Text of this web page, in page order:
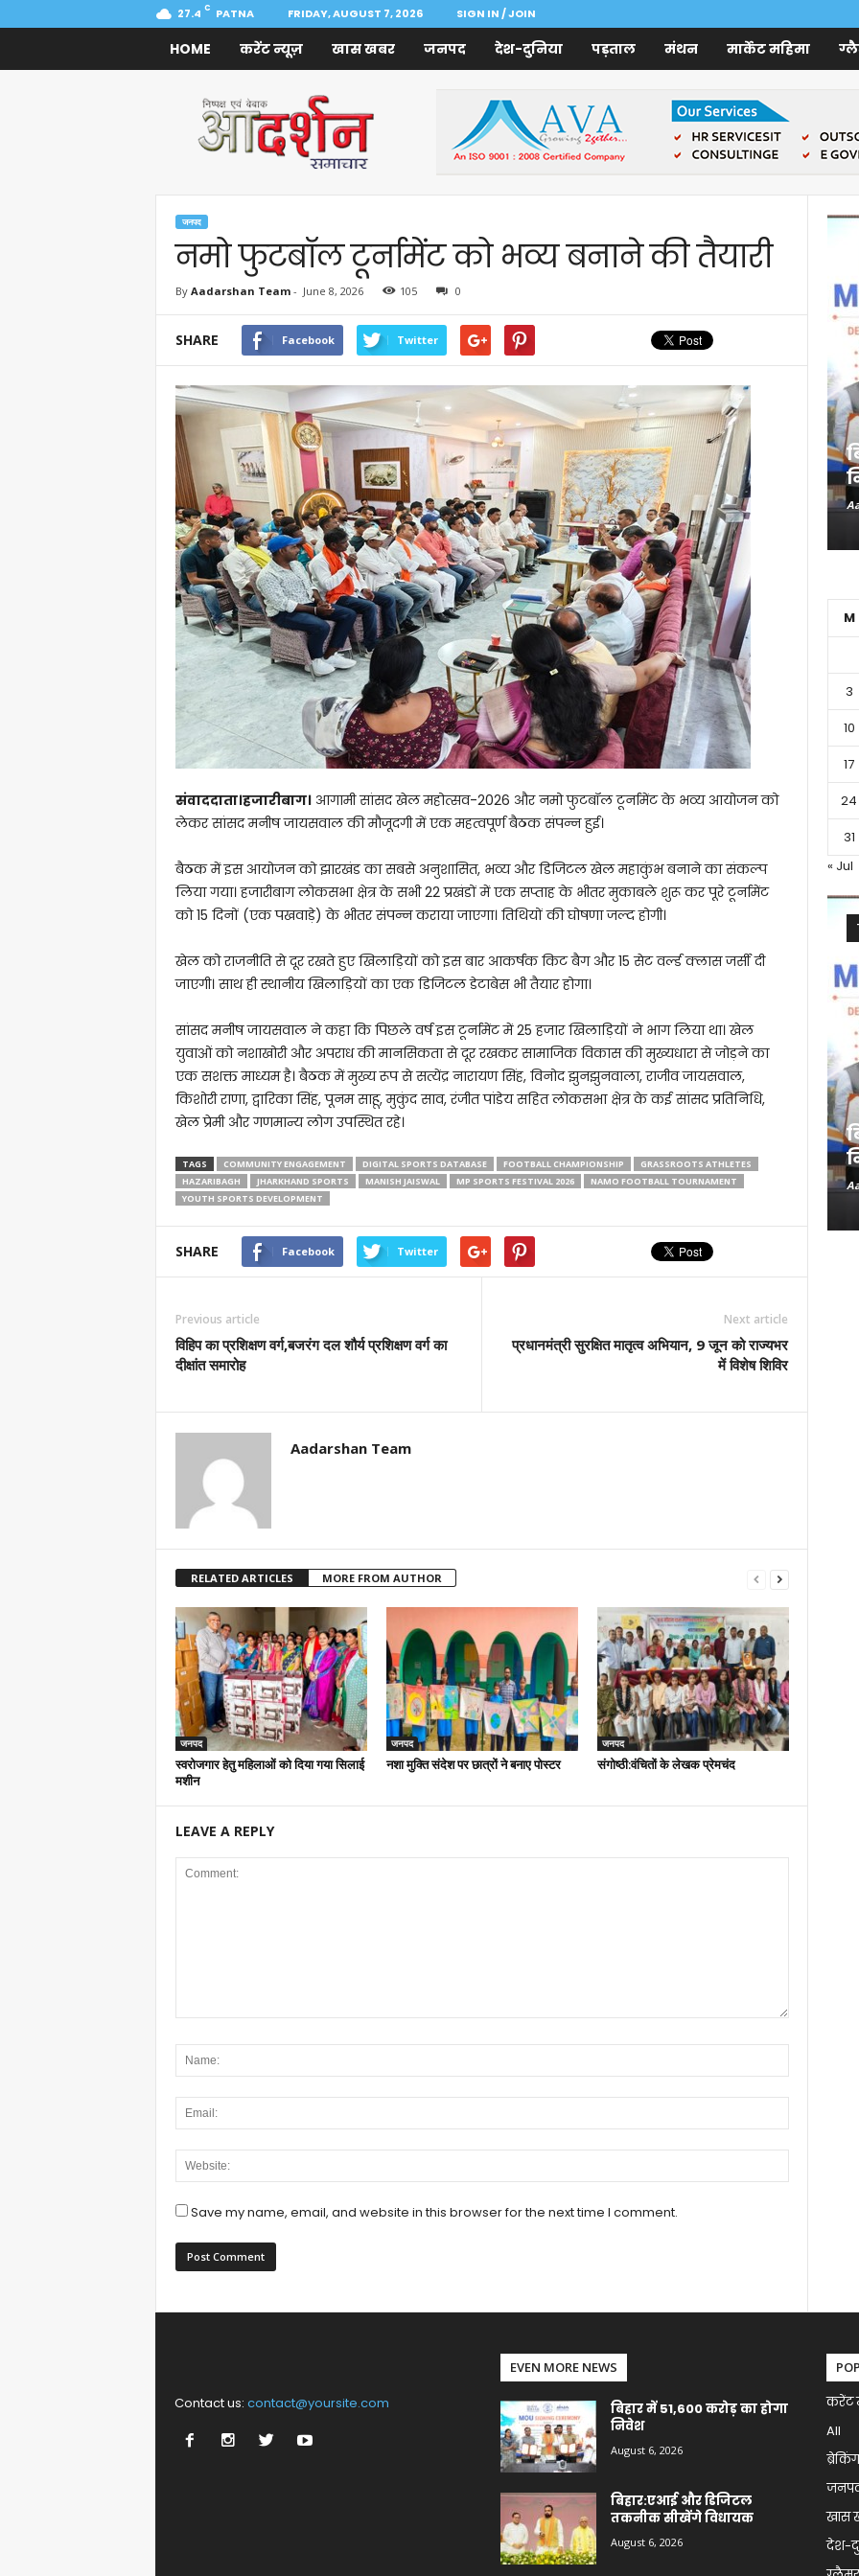
27.4 C PATNA FRIDAY, AUGUST 7, 2026 SIGN IN / JOIN
HOME करेंट न्यूज़ खास खबर जनपद देश-दुनिया पड़ताल मंथन मार्केट महिमा
Samachar
जनपद
नमो फुटबॉल टूर्नामेंट को भव्य बनाने की तैयारी
By Aadarshan Team- June 8, 2026 105 0
SHARE Facebook Twitter
संवाददाता।​हजारीबाग।आगामी सांसद खेल महोत्सव-2026 और नमो फुटबॉल टूर्नामेंट के भव्य आयोजन को
लेकर सांसद मनीष जायसवाल की मौजूदगी में एक महत्वपूर्ण बैठक संपन्न हुई।
बैठक में इस आयोजन को झारखंड का सबसे अनुशासित, भव्य और डिजिटल खेल महाकुंभ बनाने का संकल्प
लिया गया। हजारीबाग लोकसभा क्षेत्र के सभी 22 प्रखंडों में एक सप्ताह के भीतर मुकाबले शुरू कर पूरे टूर्नामेंट
को 15 दिनों (एक पखवाड़े) के भीतर संपन्न कराया जाएगा। तिथियों की घोषणा जल्द होगी।
खेल को राजनीति से दूर रखते हुए खिलाड़ियों को इस बार आकर्षक किट बैग और 15 सेट वर्ल्ड क्लास जर्सी दी
जाएगी। साथ ही स्थानीय खिलाड़ियों का एक डिजिटल डेटाबेस भी तैयार होगा।
सांसद मनीष जायसवाल ने कहा कि पिछले वर्ष इस टूर्नामेंट में 25 हजार खिलाड़ियों ने भाग लिया था। खेल
युवाओं को नशाखोरी और अपराध की मानसिकता से दूर रखकर सामाजिक विकास की मुख्यधारा से जोड़ने का
एक सशक्त माध्यम है। ​बैठक में मुख्य रूप से सत्येंद्र नारायण सिंह, विनोद झुनझुनवाला, राजीव जायसवाल,
किशोरी राणा, द्वारिका सिंह, पूनम साहू, मुकुंद साव, रंजीत पांडेय सहित लोकसभा क्षेत्र के कई सांसद प्रतिनिधि,
खेल प्रेमी और गणमान्य लोग उपस्थित रहे।
TAGS COMMUNITY ENGAGEMENT DIGITAL SPORTS DATABASE FOOTBALL CHAMPIONSHIP
GRASSROOTS ATHLETES
HAZARIBAGH
JHARKHAND SPORTS MANISH JAISWAL MP SPORTS FESTIVAL 2026
NAMO FOOTBALL TOURNAMENT
YOUTH SPORTS DEVELOPMENT
SHARE Facebook Twitter
Previous article
विहिप का प्रशिक्षण वर्ग,बजरंग दल शौर्य प्रशिक्षण वर्ग का
दीक्षांत समारोह
Next article
प्रधानमंत्री सुरक्षित मातृत्व अभियान, 9 जून को राज्यभर
में विशेष शिविर
Aadarshan Team
RELATED ARTICLES MORE FROM AUTHOR
जनपद
स्वरोजगार हेतु महिलाओं को दिया गया सिलाई
मशीन
जनपद
नशा मुक्ति संदेश पर छात्रों ने बनाए पोस्टर
जनपद
संगोष्ठी:वंचितों के लेखक प्रेमचंद
LEAVE A REPLY
Save my name, email, and website in this browser for the next time I comment.
M
3
10
17
24
31
« Jul
Contact us: contact@yoursite.com
EVEN MORE NEWS
बिहार में 51,600 करोड़ का होगा
निवेश
August 6, 2026
बिहार:एआई और डिजिटल
तकनीक सीखेंगे विधायक
August 6, 2026
करेंट
All
खास
देश-